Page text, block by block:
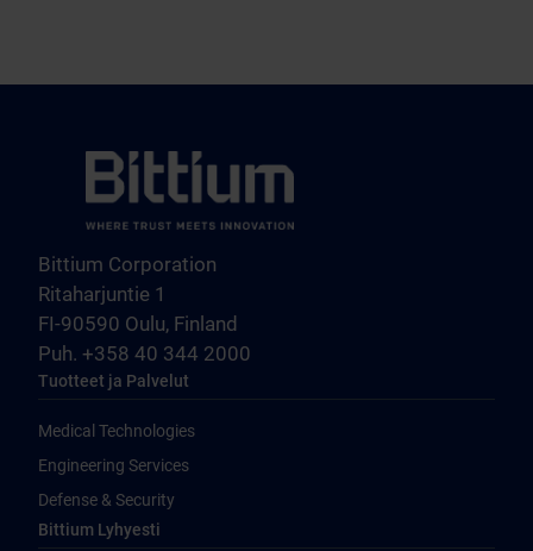
Bittium Corporation
Ritaharjuntie 1
FI-90590 Oulu, Finland
Puh. +358 40 344 2000
Tuotteet ja Palvelut
Medical Technologies
Engineering Services
Defense & Security
Bittium Lyhyesti